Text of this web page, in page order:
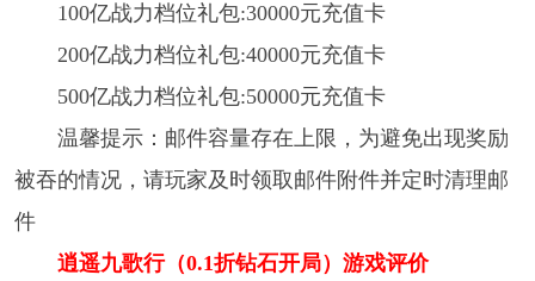
100亿战力档位礼包:30000元充值卡
200亿战力档位礼包:40000元充值卡
500亿战力档位礼包:50000元充值卡
温馨提示：邮件容量存在上限，为避免出现奖励
被吞的情况，请玩家及时领取邮件附件并定时清理邮
件
逍遥九歌行（0.1折钻石开局）游戏评价